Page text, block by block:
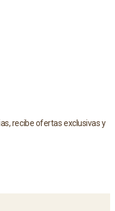
recibe ofertas exclusivas y